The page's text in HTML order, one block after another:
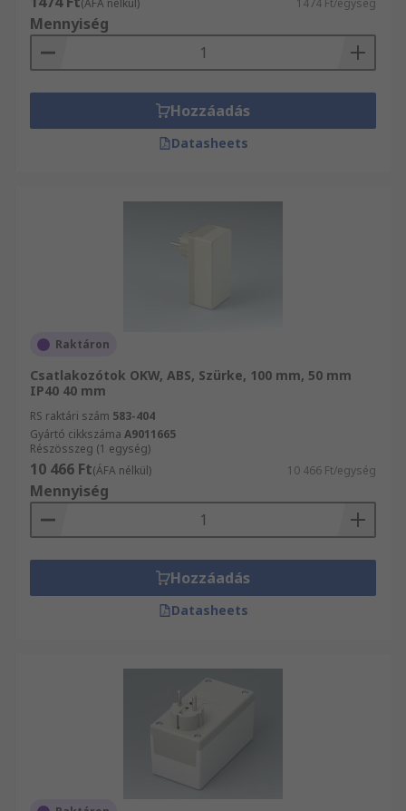
(ÁFA nélkül) 1474 Ft/egység
Mennyiség
Hozzáadás
Datasheets
Raktáron
Csatlakozótok OKW, ABS, Szürke, 100 mm, 50 mm
IP40 40 mm
RS raktári szám 583-404
Gyártó cikkszáma A9011665
Részösszeg (1 egység)
10 466 Ft(ÁFA nélkül) 10 466 Ft/egység
Mennyiség
Hozzáadás
Datasheets